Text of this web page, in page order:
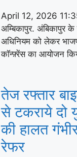
April 12, 2026
अम्बिकापुर. अंबिकापुर के
अधिनियम को लेकर भाजपा
कॉन्फ़्रेंस का आयोजन
तेज रफ्तार
से टकराये दो
की हालत
रेफर